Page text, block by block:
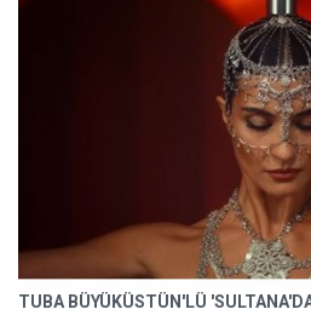
TUBA BÜYÜKÜSTÜN'LÜ